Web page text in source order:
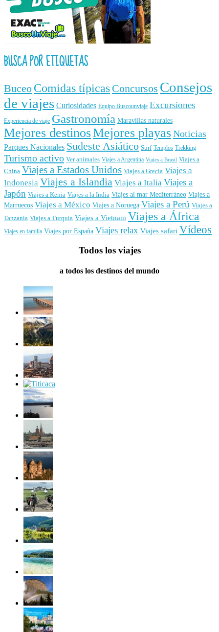
BUSCA POR ETIQUETAS
Buceo Comidas típicas Concursos Consejos
de viajes Curiosidades Equipo Buscounviaje Excursiones
Experiencia de viaje Gastronomía Maravillas naturales
Mejores destinosMejores playasNoticias
Parques Nacionales Sudeste Asiático Surf Templos Trekking
Turismo activo Ver animales Viajes a Argentina Viajes a Brasil Viajes a
China Viajes a Estados Unidos Viajes a Grecia Viajes a
Indonesia Viajes a Islandia Viajes a Italia Viajes a
Japón Viajes a Kenia Viajes a la India Viajes al mar Mediterráneo Viajes a
Marruecos Viajes a México Viajes a Noruega Viajes a Perú Viajes a
Tanzania Viajes a Turquía Viajes a Vietnam Viajes a África
Viajes en familia Viajes por España Viajes relax Viajes safari Vídeos
Todos los viajes
a todos los destinos del mundo